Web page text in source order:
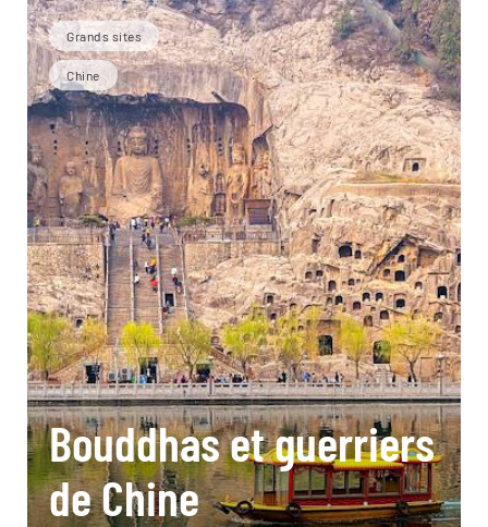
Grands sites
Chine
Bouddhas et guerriers
de Chine